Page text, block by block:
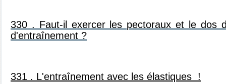
330 . Faut-il exercer les pectoraux et le dos
d'entraînement ?
331 . L'entraînement avec les élastiques !